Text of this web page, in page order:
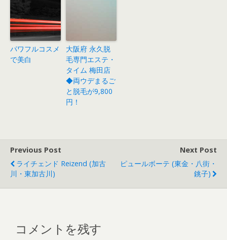
パワフルコスメ
で美白
大阪府 永久脱
毛専門エステ・
タイム 梅田店
◆両ウデまるご
と脱毛が9,800
円！
Previous Post
ライチェンド Reizend (加古
川・東加古川)
Next Post
ピュールボーテ (東金・八街・
銚子)
コメントを残す